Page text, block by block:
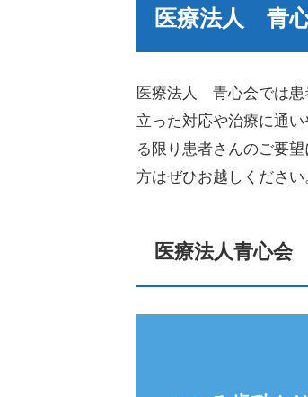
医療法人 青
医療法人 青心会では
立った対応や治療に通
る限り患者さんのご要
方はぜひお越しください
医療法人青心